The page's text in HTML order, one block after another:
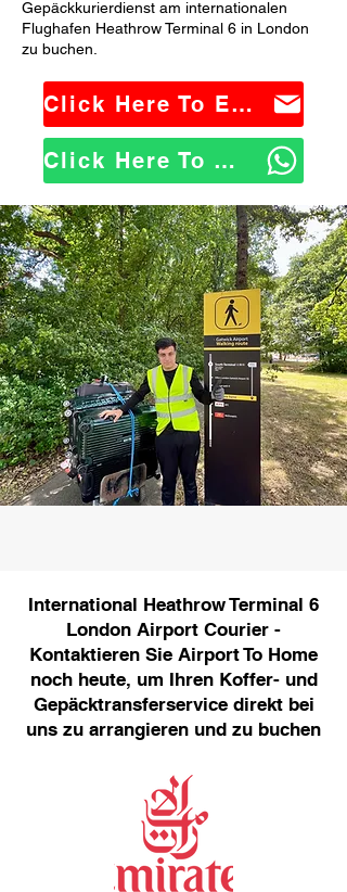
Gepäckkurierdienst am internationalen
Flughafen Heathrow Terminal 6 in London
zu buchen.
Click Here To Email Us
Click Here To WhatsApp Us
International Heathrow Terminal 6
London Airport Courier -
Kontaktieren Sie Airport To Home
noch heute, um Ihren Koffer- und
Gepäcktransferservice direkt bei
uns zu arrangieren und zu buchen